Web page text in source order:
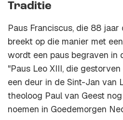
Traditie
Paus Franciscus, die 88
breekt op die manier met
wordt een paus begraven in
"Paus Leo XIII, die
een deur in de Sint-Jan van
theoloog Paul van Geest
noemen in Goedemorgen